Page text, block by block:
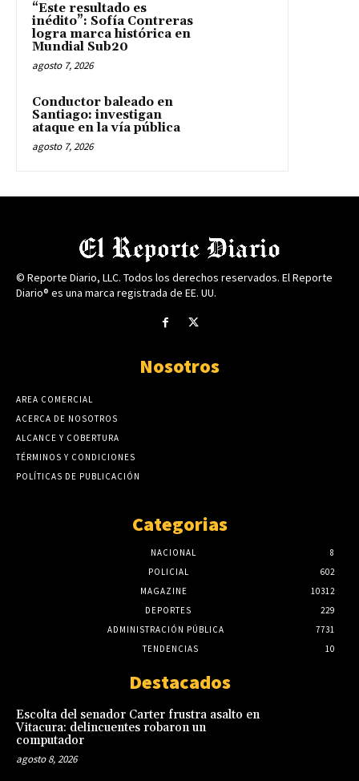
“Este resultado es
inédito”: Sofía Contreras
logra marca histórica en
Mundial Sub20
agosto 7, 2026
Conductor baleado en
Santiago: investigan
ataque en la vía pública
agosto 7, 2026
© Reporte Diario, LLC. Todos los derechos reservados. El Reporte
Diario® es una marca registrada de EE. UU.
Nosotros
AREA COMERCIAL
ACERCA DE NOSOTROS
ALCANCE Y COBERTURA
TÉRMINOS Y CONDICIONES
POLÍTICAS DE PUBLICACIÓN
Categorias
NACIONAL
8
POLICIAL
602
MAGAZINE
10312
DEPORTES
229
ADMINISTRACIÓN PÚBLICA
7731
TENDENCIAS
10
Destacados
Escolta del senador Carter frustra asalto en
Vitacura: delincuentes robaron un
computador
agosto 8, 2026